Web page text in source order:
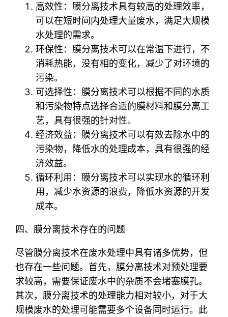
高效性：膜分离技术具有较高的处理效率，
可以在短时间内处理大量废水，满足大规模
水处理的需求。
环保性：膜分离技术可以在常温下进行，不
消耗热能，没有相的变化，减少了对环境的
污染。
可选择性：膜分离技术可以根据不同的水质
和污染物特点选择合适的膜材料和膜分离工
艺，具有很强的针对性。
经济效益：膜分离技术可以有效去除水中的
污染物，降低水的处理成本，具有很强的经
济效益。
循环利用：膜分离技术可以实现水的循环利
用，减少水资源的浪费，降低水资源的开发
成本。
四、膜分离技术存在的问题
尽管膜分离技术在废水处理中具有诸多优势，但
也存在一些问题。首先，膜分离技术对预处理要
求较高，需要保证废水中的杂质不会堵塞膜孔。
其次，膜分离技术的处理能力相对较小，对于大
规模废水的处理可能需要多个设备同时运行。此